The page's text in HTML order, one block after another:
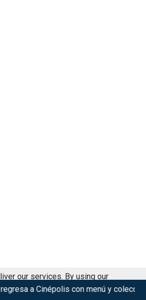
menú y coleccionables Violent
our services. By using our
our use of cookies.
Got it